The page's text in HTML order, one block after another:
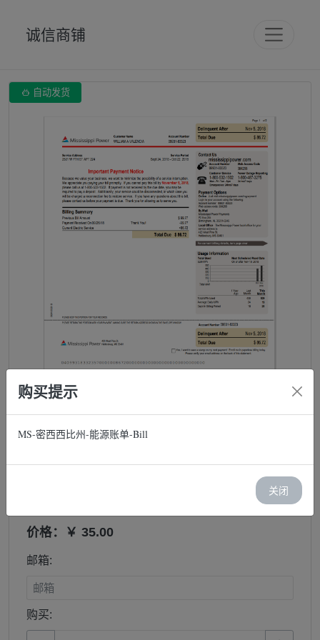
诚信商铺
 自动发货
MS-密西西比州-能源账单-Bill
价格：￥ 35.00
邮箱:
购买:
购买提示
MS-密西西比州-能源账单-Bill
关闭